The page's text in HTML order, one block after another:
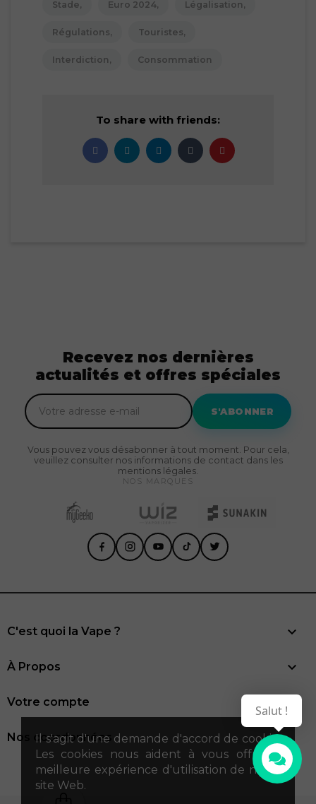
Stade Euro 2024 Légalisation
Régulations Touristes
Interdiction Consommation
To share with friends:
NOS MARQUES
Recevez nos dernières
actualités et offres spéciales
S'ABONNER
Vous pouvez vous désabonner à tout moment. Pour cela,
veuillez consulter nos informations de contact dans les
mentions légales.
Il s'agit d'une demande d'accord de cookie.
Les cookies nous aident à vous offrir la
meilleure expérience d'utilisation de notre
site Web.
C'est quoi la Vape ? 
À Propos 
Votre compte 
Nos coordonnées
Salut !